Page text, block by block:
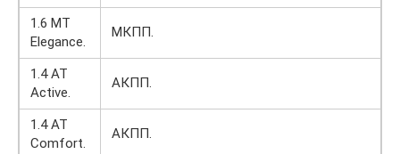
1.6 MT
Elegance.
МКПП.
1.4 AT
Active.
АКПП.
1.4 AT
Comfort.
АКПП.